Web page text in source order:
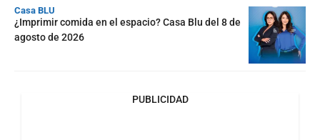
Casa BLU
¿Imprimir comida en el espacio? Casa Blu del 8 de
agosto de 2026
PUBLICIDAD